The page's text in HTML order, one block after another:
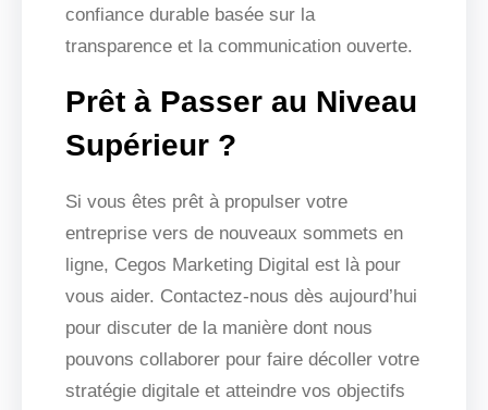
confiance durable basée sur la
transparence et la communication ouverte.
Prêt à Passer au Niveau
Supérieur ?
Si vous êtes prêt à propulser votre
entreprise vers de nouveaux sommets en
ligne, Cegos Marketing Digital est là pour
vous aider. Contactez-nous dès aujourd’hui
pour discuter de la manière dont nous
pouvons collaborer pour faire décoller votre
stratégie digitale et atteindre vos objectifs